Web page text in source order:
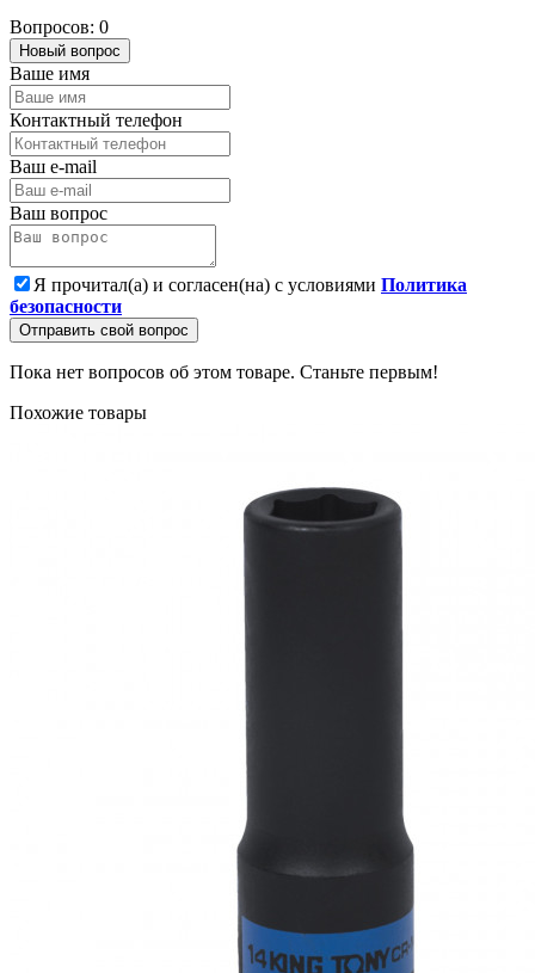
Вопросов: 0
Новый вопрос
Ваше имя
Контактный телефон
Ваш e-mail
Ваш вопрос
Я прочитал(а) и согласен(на) с условиями Политика
безопасности
Отправить свой вопрос
Пока нет вопросов об этом товаре. Станьте первым!
Похожие товары